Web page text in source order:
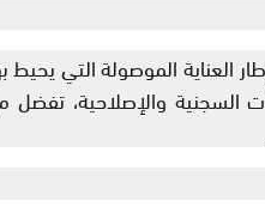
العناية الموصولة التي
السجنية والإصلاحية، تفضل